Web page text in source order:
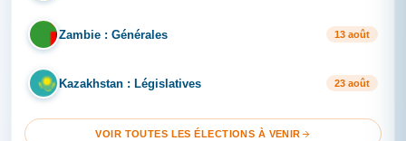
ZA Zambie : Générales 13 août
KA Kazakhstan : Législatives 23 août
VOIR TOUTES LES ÉLECTIONS À VENIR